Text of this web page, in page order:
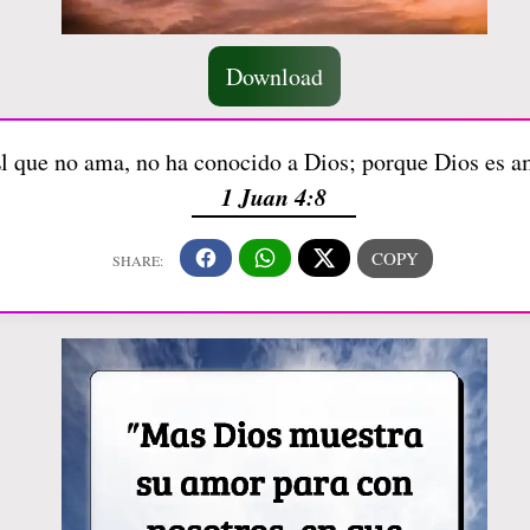
Download
que no ama, no ha conocido a Dios; porque Dios es
1 Juan 4:8